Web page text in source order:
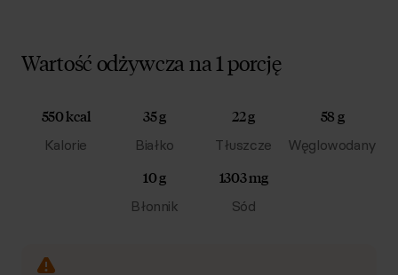
Wartość odżywcza na 1 porcję
550 kcal
Kalorie
35 g
Białko
22 g
Tłuszcze
58 g
Węglowodany
10 g
Błonnik
1303 mg
Sód